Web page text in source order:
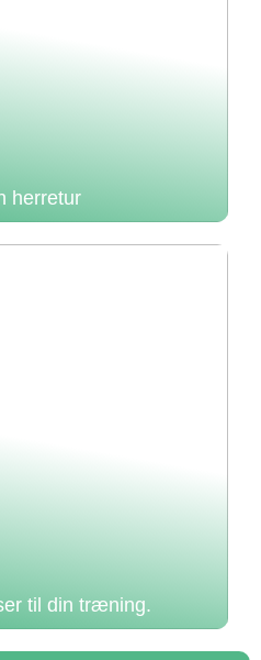
herretur
til din træning.